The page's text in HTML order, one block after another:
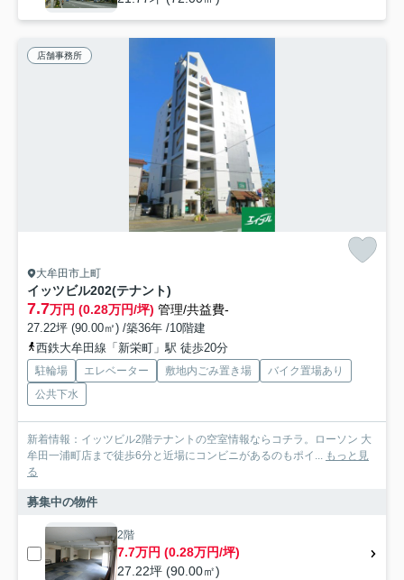
店舗事務所
大牟田市上町
イッツビル202(テナント)
7.7万円 (0.28万円/坪) 管理/共益費-
27.22坪 (90.00㎡) /築36年 /10階建
西鉄大牟田線「新栄町」駅 徒歩20分
駐輪場 エレベーター 敷地内ごみ置き場
バイク置場あり
公共下水
新着情報：イッツビル2階テナントの空室情報ならコチラ。ローソン 大
牟田一浦町店まで徒歩6分と近場にコンビニがあるのもポイ... もっと見
る
募集中の物件
2階
7.7万円 (0.28万円/坪)
27.22坪 (90.00㎡)